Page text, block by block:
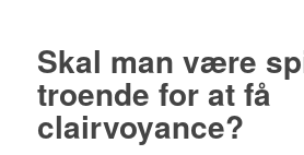
Skal man være
troende for at få
clairvoyance?